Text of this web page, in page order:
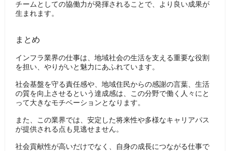
チームとしての協働力が発揮されることで、より良い成果が
生まれます。
まとめ
インフラ業界の仕事は、地域社会の生活を支える重要な役割
を担い、やりがいと魅力にあふれています。
社会基盤を守る責任感や、地域住民からの感謝の言葉、生活
の質を向上させるという達成感は、この分野で働く人々にと
って大きなモチベーションとなります。
また、この業界では、安定した将来性や多様なキャリアパス
が提供される点も見逃せません。
社会貢献性が高いだけでなく、自身の成長につながる仕事で